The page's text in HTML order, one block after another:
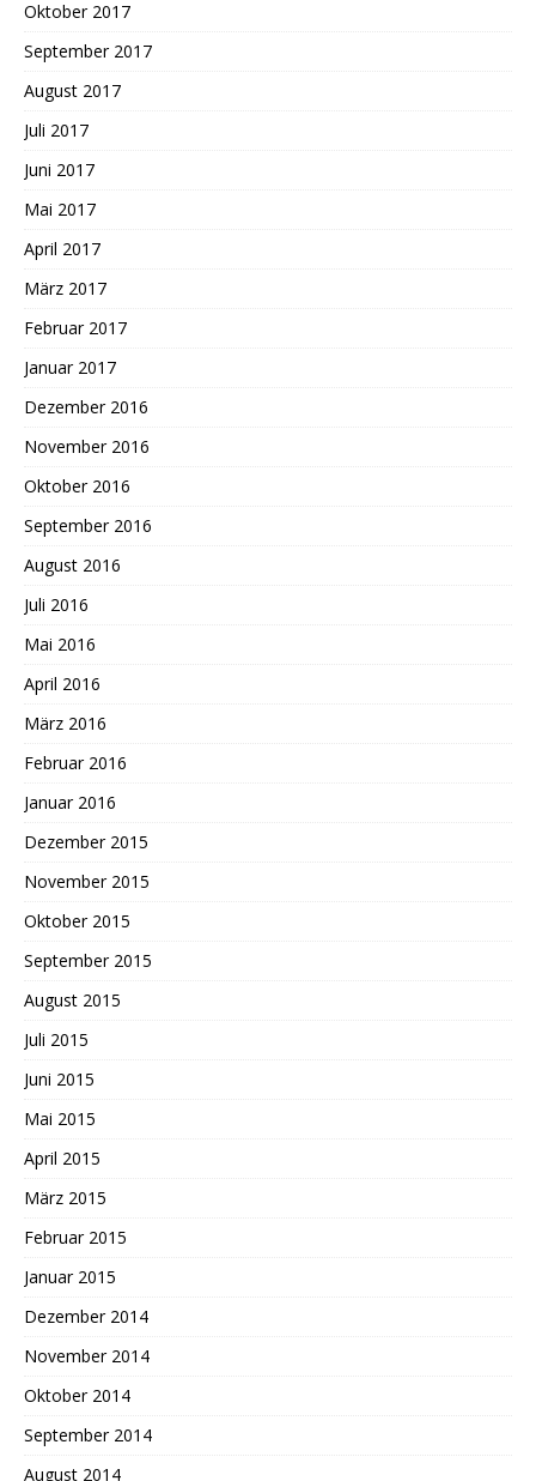
Oktober 2017
September 2017
August 2017
Juli 2017
Juni 2017
Mai 2017
April 2017
März 2017
Februar 2017
Januar 2017
Dezember 2016
November 2016
Oktober 2016
September 2016
August 2016
Juli 2016
Mai 2016
April 2016
März 2016
Februar 2016
Januar 2016
Dezember 2015
November 2015
Oktober 2015
September 2015
August 2015
Juli 2015
Juni 2015
Mai 2015
April 2015
März 2015
Februar 2015
Januar 2015
Dezember 2014
November 2014
Oktober 2014
September 2014
August 2014